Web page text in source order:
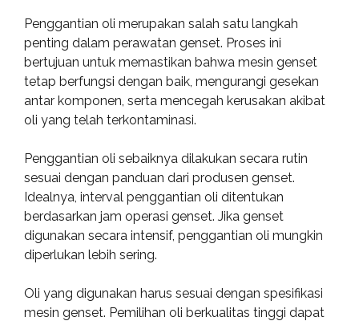
Penggantian oli merupakan salah satu langkah
penting dalam perawatan genset. Proses ini
bertujuan untuk memastikan bahwa mesin genset
tetap berfungsi dengan baik, mengurangi gesekan
antar komponen, serta mencegah kerusakan akibat
oli yang telah terkontaminasi.
Penggantian oli sebaiknya dilakukan secara rutin
sesuai dengan panduan dari produsen genset.
Idealnya, interval penggantian oli ditentukan
berdasarkan jam operasi genset. Jika genset
digunakan secara intensif, penggantian oli mungkin
diperlukan lebih sering.
Oli yang digunakan harus sesuai dengan spesifikasi
mesin genset. Pemilihan oli berkualitas tinggi dapat